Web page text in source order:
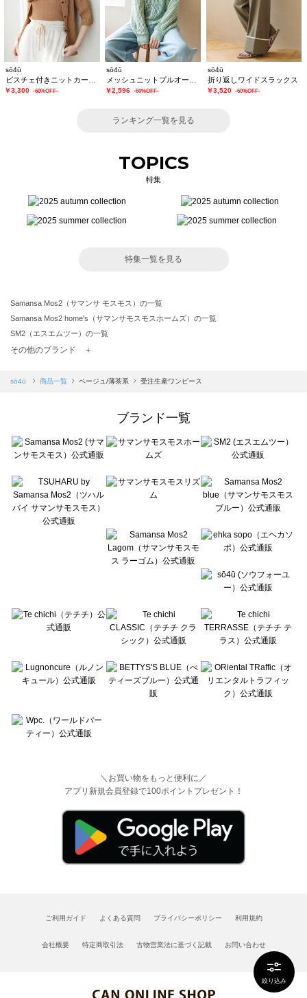
絞り込み
sō4ū
￥3,300 -60%OFF-
sō4ū
￥2,596 -60%OFF-
sō4ū
折り返しワイドスラックス
￥3,520 -60%OFF-
ランキング一覧を見る
TOPICS
特集
特集一覧を見る
Samansa Mos2（サマンサ モスモス）の一覧
Samansa Mos2 home's（サマンサモスモスホームズ）の一覧
SM2（エスエムツー）の一覧
TSUHARU by Samansa Mos2（ツハルバイサマンサモスモス）の一覧
Samansa Mos2 blue（サマンサモスモス ブルー）の一覧
Te chichi（テチチ）の一覧
Te chichi CLASSIC（テチチ クラシック）の一覧
Lugnoncure（ルノンキュール）の一覧
BETTY'S BLUE（べティーズブルー）の一覧
Wpc.（ワールドパーティー）の一覧
その他のブランド ＋
sō4ū 商品一覧 ベージュ/薄茶系 受注生産ワンピース
ブランド一覧
＼お買い物をもっと便利に／
アプリ新規会員登録で100ポイントプレゼント！
ご利用ガイド よくある質問 プライバシーポリシー 利用規約
会社概要 特定商取引法 古物営業法に基づく記載 お問い合わせ